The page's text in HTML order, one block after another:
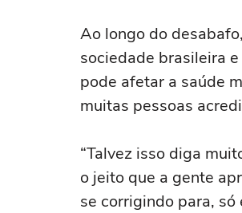
Ao longo do
sociedade brasileira
pode afetar a saúde
muitas pessoas
“Talvez isso diga
o jeito que a gente
se corrigindo para,